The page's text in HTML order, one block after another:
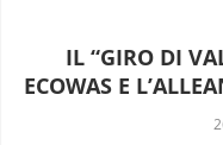
IL “GIRO DI
ECOWAS E